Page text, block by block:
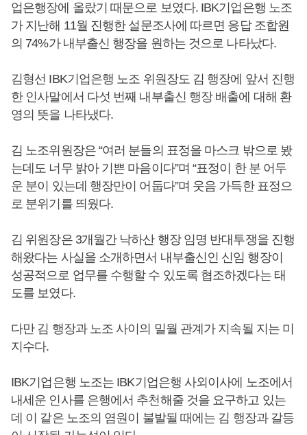
업은행장에 올랐기 때문으로 보였다. IBK기업은행 노조
가 지난해 11월 진행한 설문조사에 따르면 응답 조합원
의 74%가 내부출신 행장을 원하는 것으로 나타났다.
김형선 IBK기업은행 노조 위원장도 김 행장에 앞서 진행
한 인사말에서 다섯 번째 내부출신 행장 배출에 대해 환
영의 뜻을 나타냈다.
김 노조위원장은 “여러 분들의 표정을 마스크 밖으로 봤
는데도 너무 밝아 기쁜 마음이다”며 “표정이 한 분 어두
운 분이 있는데 행장만이 어둡다”며 웃음 가득한 표정으
로 분위기를 띄웠다.
김 위원장은 3개월간 낙하산 행장 임명 반대투쟁을 진행
해왔다는 사실을 소개하면서 내부출신인 신임 행장이
성공적으로 업무를 수행할 수 있도록 협조하겠다는 태
도를 보였다.
다만 김 행장과 노조 사이의 밀월 관계가 지속될 지는 미
지수다.
IBK기업은행 노조는 IBK기업은행 사외이사에 노조에서
내세운 인사를 은행에서 추천해줄 것을 요구하고 있는
데 이 같은 노조의 염원이 불발될 때에는 김 행장과 갈등